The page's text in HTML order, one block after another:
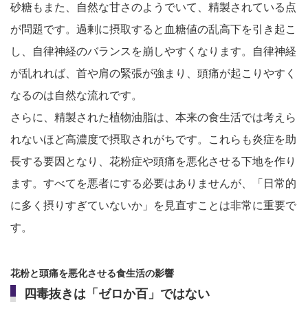
砂糖もまた、自然な甘さのようでいて、精製されている点
が問題です。過剰に摂取すると血糖値の乱高下を引き起こ
し、自律神経のバランスを崩しやすくなります。自律神経
が乱れれば、首や肩の緊張が強まり、頭痛が起こりやすく
なるのは自然な流れです。
さらに、精製された植物油脂は、本来の食生活では考えら
れないほど高濃度で摂取されがちです。これらも炎症を助
長する要因となり、花粉症や頭痛を悪化させる下地を作り
ます。すべてを悪者にする必要はありませんが、「日常的
に多く摂りすぎていないか」を見直すことは非常に重要で
す。
花粉と頭痛を悪化させる食生活の影響
四毒抜きは「ゼロか百」ではない